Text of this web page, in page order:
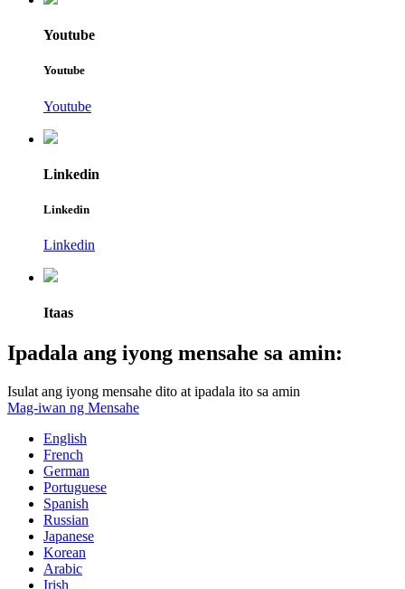
Youtube
Youtube
Youtube
Linkedin
Linkedin
Linkedin
Itaas
Ipadala ang iyong mensahe sa amin:
Isulat ang iyong mensahe dito at ipadala ito sa amin
Mag-iwan ng Mensahe
English
French
German
Portuguese
Spanish
Russian
Japanese
Korean
Arabic
Irish